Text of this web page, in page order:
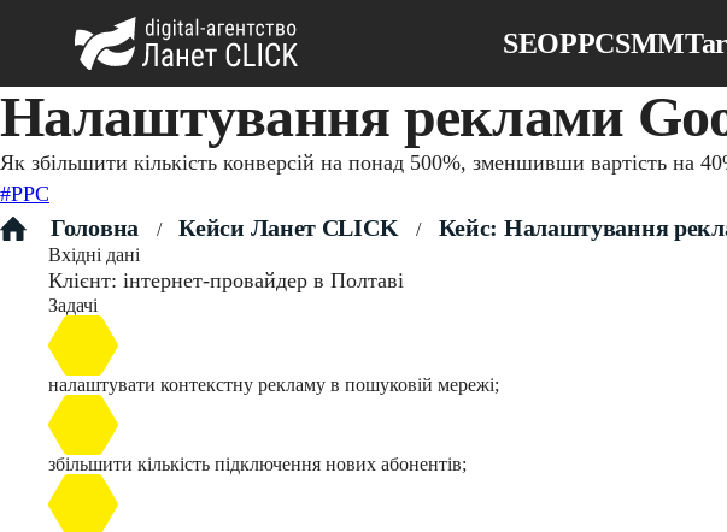
SEOPPCSMM
Налаштування реклами
Як збільшити кількість конверсій на понад 500%, зменшивши вартість на
#PPC
Головна / Кейси Ланет CLICK / Кейс: Налаштування
Вхідні дані
Клієнт: інтернет-провайдер в Полтаві
Задачі
налаштувати контекстну рекламу в пошуковій мережі;
збільшити кількість підключення нових абонентів;